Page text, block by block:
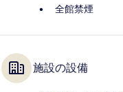
全館禁煙
施設の設備